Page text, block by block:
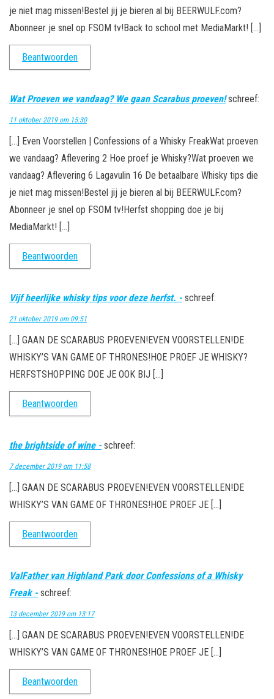
je niet mag missen!Bestel jij je bieren al bij BEERWULF.com?
Abonneer je snel op FSOM tv!Back to school met MediaMarkt! […]
Beantwoorden
Wat Proeven we vandaag? We gaan Scarabus proeven! schreef:
11 oktober 2019 om 15:30
[…] Even Voorstellen | Confessions of a Whisky FreakWat proeven
we vandaag? Aflevering 2 Hoe proef je Whisky?Wat proeven we
vandaag? Aflevering 6 Lagavulin 16 De betaalbare Whisky tips die
je niet mag missen!Bestel jij je bieren al bij BEERWULF.com?
Abonneer je snel op FSOM tv!Herfst shopping doe je bij
MediaMarkt! […]
Beantwoorden
Vijf heerlijke whisky tips voor deze herfst. - schreef:
21 oktober 2019 om 09:51
[…] GAAN DE SCARABUS PROEVEN!EVEN VOORSTELLEN!DE
WHISKY’S VAN GAME OF THRONES!HOE PROEF JE WHISKY?
HERFSTSHOPPING DOE JE OOK BIJ […]
Beantwoorden
the brightside of wine - schreef:
7 december 2019 om 11:58
[…] GAAN DE SCARABUS PROEVEN!EVEN VOORSTELLEN!DE
WHISKY’S VAN GAME OF THRONES!HOE PROEF JE […]
Beantwoorden
ValFather van Highland Park door Confessions of a Whisky
Freak - schreef:
13 december 2019 om 13:17
[…] GAAN DE SCARABUS PROEVEN!EVEN VOORSTELLEN!DE
WHISKY’S VAN GAME OF THRONES!HOE PROEF JE […]
Beantwoorden